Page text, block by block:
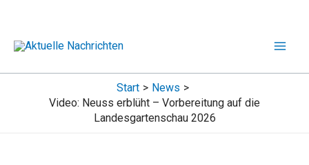
Start
News
Video: Neuss erblüht – Vorbereitung auf die
Landesgartenschau 2026